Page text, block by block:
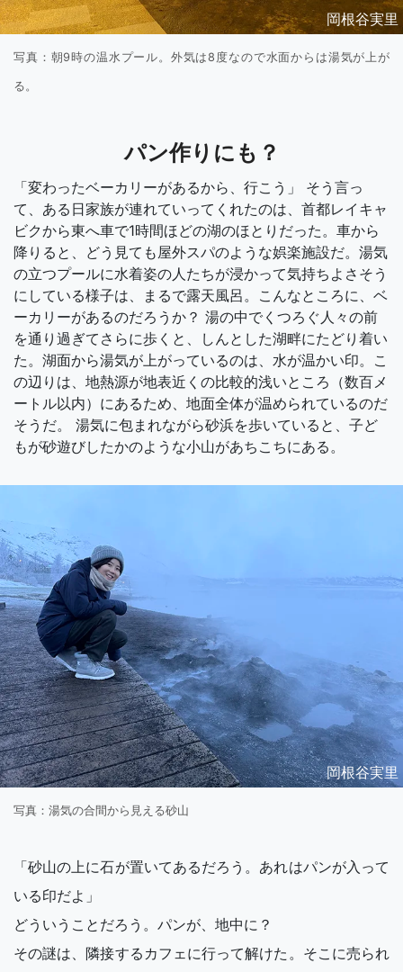
岡根谷実里
写真：朝9時の温水プール。外気は8度なので水面からは湯気が上が
る。
パン作りにも？
「変わったベーカリーがあるから、行こう」 そう言っ
て、ある日家族が連れていってくれたのは、首都レイキャ
ビクから東へ車で1時間ほどの湖のほとりだった。車から
降りると、どう見ても屋外スパのような娯楽施設だ。湯気
の立つプールに水着姿の人たちが浸かって気持ちよさそう
にしている様子は、まるで露天風呂。こんなところに、ベ
ーカリーがあるのだろうか？ 湯の中でくつろぐ人々の前
を通り過ぎてさらに歩くと、しんとした湖畔にたどり着い
た。湖面から湯気が上がっているのは、水が温かい印。こ
の辺りは、地熱源が地表近くの比較的浅いところ（数百メ
ートル以内）にあるため、地面全体が温められているのだ
そうだ。 湯気に包まれながら砂浜を歩いていると、子ど
もが砂遊びしたかのような小山があちこちにある。
岡根谷実里
写真：湯気の合間から見える砂山
「砂山の上に石が置いてあるだろう。あれはパンが入って
いる印だよ」
どういうことだろう。パンが、地中に？
その謎は、隣接するカフェに行って解けた。そこに売られ